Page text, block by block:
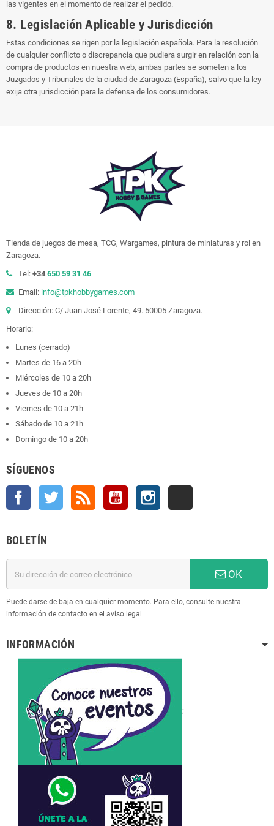
las vigentes en el momento de realizar el pedido.
8. Legislación Aplicable y Jurisdicción
Estas condiciones se rigen por la legislación española. Para la resolución
de cualquier conflicto o discrepancia que pudiera surgir en relación con la
compra de productos en nuestra web, ambas partes se someten a los
Juzgados y Tribunales de la ciudad de Zaragoza (España), salvo que la ley
exija otra jurisdicción para la defensa de los consumidores.
Tienda de juegos de mesa, TCG, Wargames, pintura de miniaturas y rol en
Zaragoza.
Tel: +34 650 59 31 46
Email: info@tpkhobbygames.com
Dirección: C/ Juan José Lorente, 49. 50005 Zaragoza.
Horario:
Lunes (cerrado)
Martes de 16 a 20h
Miércoles de 10 a 20h
Jueves de 10 a 20h
Viernes de 10 a 21h
Sábado de 10 a 21h
Domingo de 10 a 20h
SÍGUENOS
Facebook Twitter YouTube
BOLETÍN
OK
Puede darse de baja en cualquier momento. Para ello, consulte nuestra
información de contacto en el aviso legal.
INFORMACIÓN
;